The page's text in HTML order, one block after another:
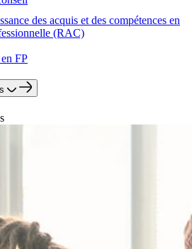
des acquis et des compétences en
(RAC)
FP